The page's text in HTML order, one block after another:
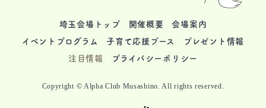
埼玉会場トップ 開催概要 会場案内
イベントプログラム 子育て応援ブース プレゼント情報
注目情報 プライバシーポリシー
Copyright © Alpha Club Musashino. All rights reserved.